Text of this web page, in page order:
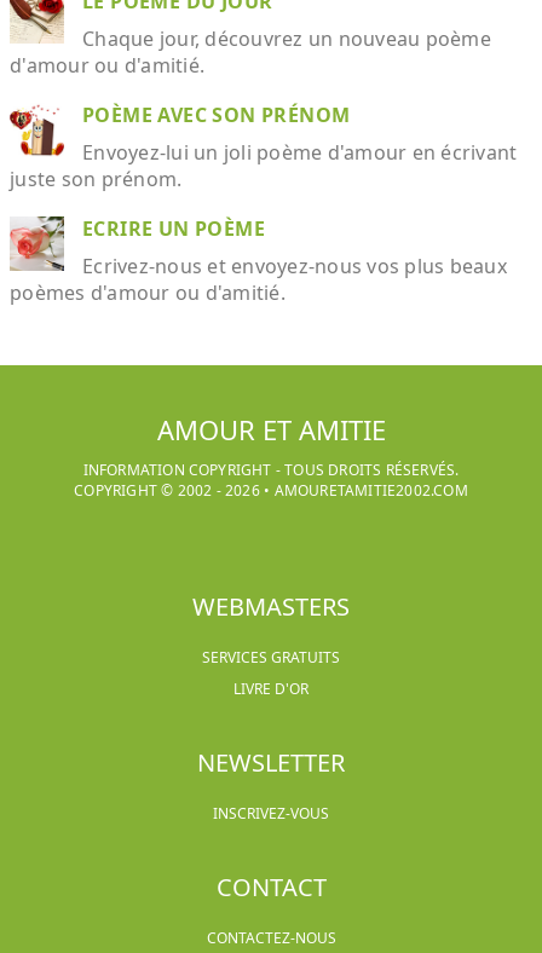
Chaque jour, découvrez un nouveau poème
d'amour ou d'amitié.
POÈME AVEC SON PRÉNOM
Envoyez-lui un joli poème d'amour en écrivant
juste son prénom.
ECRIRE UN POÈME
Ecrivez-nous et envoyez-nous vos plus beaux
poèmes d'amour ou d'amitié.
AMOUR ET AMITIE
INFORMATION COPYRIGHT - TOUS DROITS RÉSERVÉS.
COPYRIGHT © 2002 -2026• AMOURETAMITIE2002.COM
WEBMASTERS
SERVICES GRATUITS
LIVRE D'OR
NEWSLETTER
INSCRIVEZ-VOUS
CONTACT
CONTACTEZ-NOUS